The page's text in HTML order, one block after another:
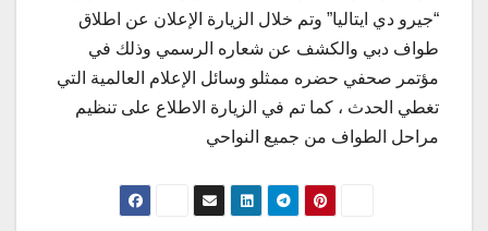
“جيرو دي ايتاليا” وتم خلال الزيارة الإعلان عن اطلاق
طواف دبي والكشف عن شعاره الرسمي وذلك في
مؤتمر صحفي حضره ممثلو وسائل الإعلام العالمية التي
تغطي الحدث ، كما تم في الزيارة الاطلاع على تنظيم
مراحل الطواف من جميع النواحي